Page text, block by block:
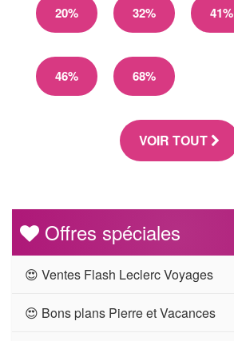
20% 32% 41%
46% 68%
VOIR TOUT
Offres spéciales
😍 Ventes Flash Leclerc Voyages
😍 Bons plans Pierre et Vacances